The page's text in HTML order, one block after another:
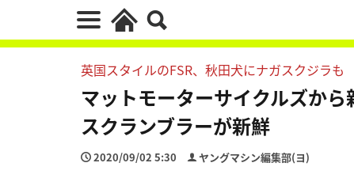
英国スタイルのFSR、秋田犬にナガスクジラも
マットモーターサイクルズか
スクランブラーが新鮮
2020/09/02 5:30 ヤングマシン編集部(ヨ)